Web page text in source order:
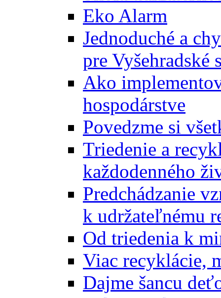
Eko Alarm
Jednoduché a
pre Vyšehradské
Ako
hospodárstve
Povedzme si
Triedenie a
každodenného
Predchádzanie
k udržateľnému
Od triedenia k
Viac recyklácie,
Dajme šancu